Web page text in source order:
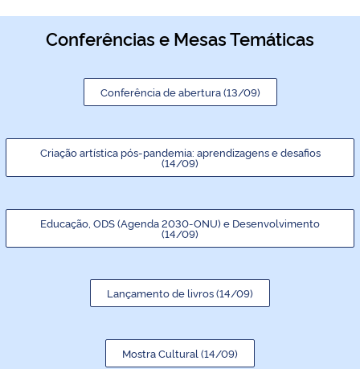
Conferências e Mesas Temáticas
Conferência de abertura (13/09)
Criação artística pós-pandemia: aprendizagens e desafios
(14/09)
Educação, ODS (Agenda 2030-ONU) e Desenvolvimento
(14/09)
Lançamento de livros (14/09)
Mostra Cultural (14/09)